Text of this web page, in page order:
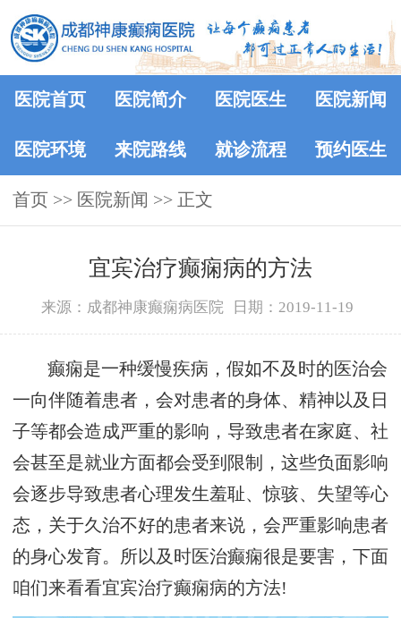
医院首页 医院简介 医院医生 医院新闻
医院环境 来院路线 就诊流程 预约医生
首页 >> 医院新闻 >> 正文
宜宾治疗癫痫病的方法
来源：成都神康癫痫病医院 日期：2019-11-19
癫痫是一种缓慢疾病，假如不及时的医治会
一向伴随着患者，会对患者的身体、精神以及日
子等都会造成严重的影响，导致患者在家庭、社
会甚至是就业方面都会受到限制，这些负面影响
会逐步导致患者心理发生羞耻、惊骇、失望等心
态，关于久治不好的患者来说，会严重影响患者
的身心发育。所以及时医治癫痫很是要害，下面
咱们来看看宜宾治疗癫痫病的方法!